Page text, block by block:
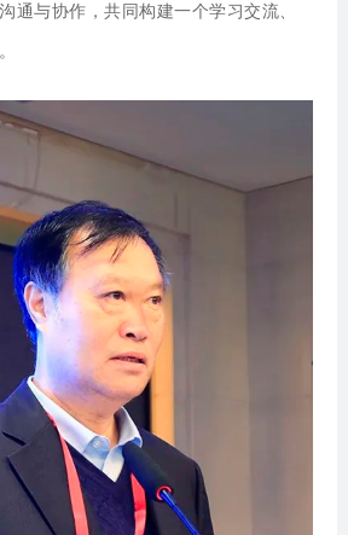
通与协作，共同构建一个学习交流、